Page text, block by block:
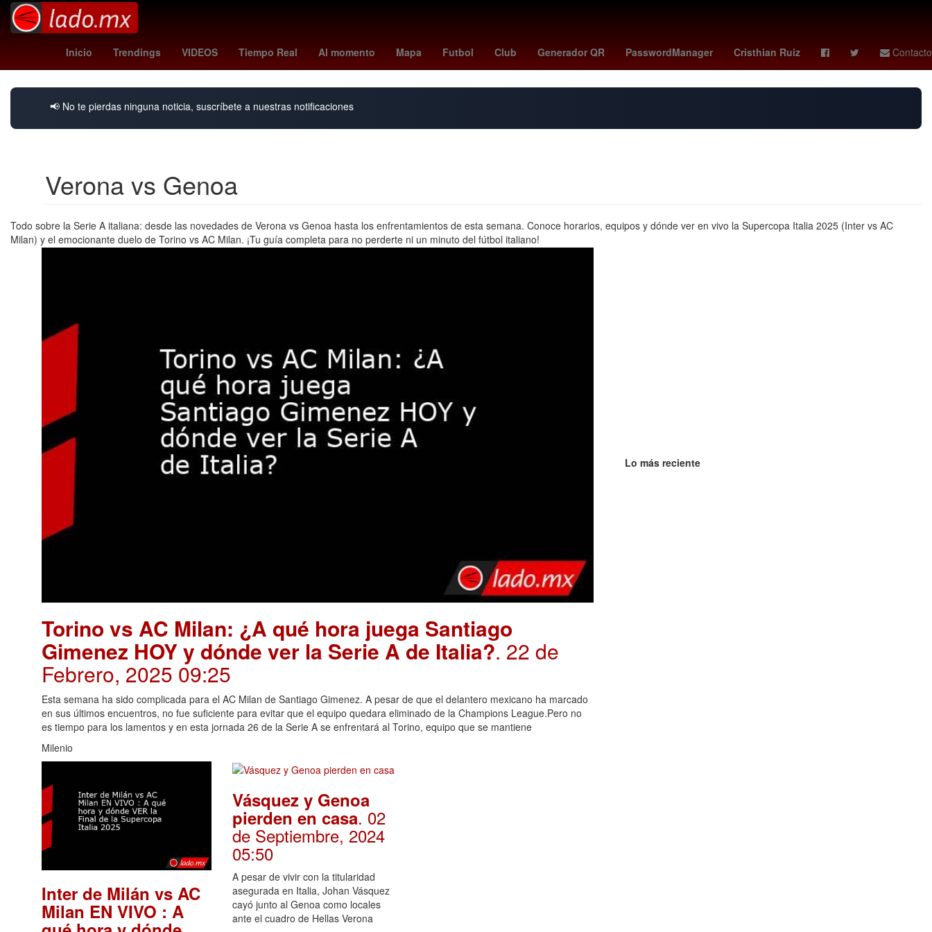
Inicio Trendings VIDEOS Tiempo Real Al momento Mapa Futbol Club Generador QR PasswordManager Cristhian Ruiz Contacto
Henipavirus Estética peppa pig rockets swag 2 Pago HBO Empresa florian monzon cavaliers - rockets
📢 No te pierdas ninguna noticia, suscríbete a nuestras notificaciones
Verona vs Genoa
Todo sobre la Serie A italiana: desde las novedades de Verona vs Genoa hasta los enfrentamientos de esta semana. Conoce horarios, equipos y dónde ver en vivo la Supercopa Italia 2025 (Inter vs AC
Milan) y el emocionante duelo de Torino vs AC Milan. ¡Tu guía completa para no perderte ni un minuto del fútbol italiano!
Torino vs AC Milan: ¿A qué hora juega Santiago
Gimenez HOY y dónde ver la Serie A de Italia?. 22 de
Febrero, 2025 09:25
Esta semana ha sido complicada para el AC Milan de Santiago Gimenez. A pesar de que el delantero mexicano ha marcado
en sus últimos encuentros, no fue suficiente para evitar que el equipo quedara eliminado de la Champions League.Pero no
es tiempo para los lamentos y en esta jornada 26 de la Serie A se enfrentará al Torino, equipo que se mantiene
Milenio
Inter de Milán vs AC
Milan EN VIVO : A
Vásquez y Genoa
pierden en casa. 02
de Septiembre, 2024
05:50
A pesar de vivir con la titularidad
asegurada en Italia, Johan Vásquez
cayó junto al Genoa como locales
ante el cuadro de Hellas Verona
Lo más reciente